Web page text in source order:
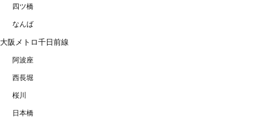
四ツ橋
なんば
大阪メトロ千日前線
阿波座
西長堀
桜川
日本橋